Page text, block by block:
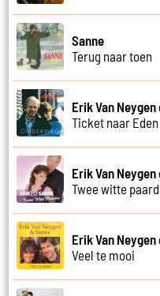
Sanne
Terug naar toen
Erik Van Neygen
Ticket naar Eden
Erik Van Neygen
Twee witte
Erik Van Neygen
Veel te mooi